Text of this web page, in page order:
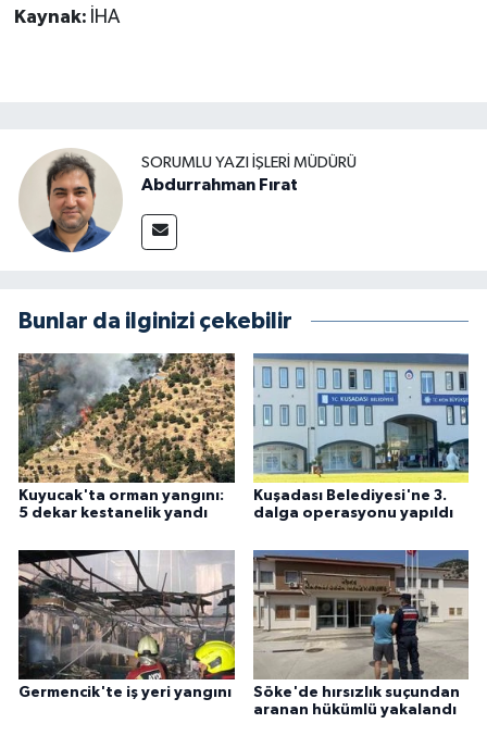
Kaynak: İHA
SORUMLU YAZI İŞLERI MÜDÜRÜ
Abdurrahman Fırat
Bunlar da ilginizi çekebilir
Kuyucak'ta orman yangını:
5 dekar kestanelik yandı
Kuşadası Belediyesi'ne 3.
dalga operasyonu yapıldı
Germencik'te iş yeri yangını
Söke'de hırsızlık suçundan
aranan hükümlü yakalandı